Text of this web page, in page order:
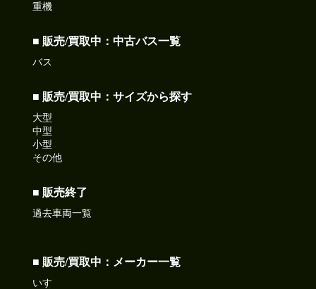
重機
■ 販売/買取中：中古バス一覧
バス
■ 販売/買取中：サイズから探す
大型
中型
小型
その他
■ 販売終了
過去車両一覧
■ 販売/買取中：メーカー一覧
いすゞ